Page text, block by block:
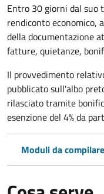
Entro 30 giorni dal suo
rendiconto economico,
della documentazione
fatture, quietanze,
Il provvedimento
pubblicatosull'albo
rilasciato tramite
esenzione del 4% da
Moduli da